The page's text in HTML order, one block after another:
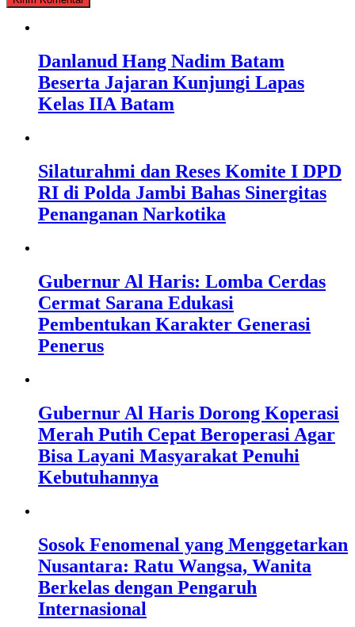
Danlanud Hang Nadim Batam
Beserta Jajaran Kunjungi Lapas
Kelas IIA Batam
Silaturahmi dan Reses Komite I DPD
RI di Polda Jambi Bahas Sinergitas
Penanganan Narkotika
Gubernur Al Haris: Lomba Cerdas
Cermat Sarana Edukasi
Pembentukan Karakter Generasi
Penerus
Gubernur Al Haris Dorong Koperasi
Merah Putih Cepat Beroperasi Agar
Bisa Layani Masyarakat Penuhi
Kebutuhannya
Sosok Fenomenal yang Menggetarkan
Nusantara: Ratu Wangsa, Wanita
Berkelas dengan Pengaruh
Internasional